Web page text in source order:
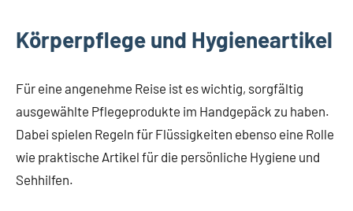
Körperpflege und Hygieneartikel
Für eine angenehme Reise ist es wichtig, sorgfältig
ausgewählte Pflegeprodukte im Handgepäck zu haben.
Dabei spielen Regeln für Flüssigkeiten ebenso eine Rolle
wie praktische Artikel für die persönliche Hygiene und
Sehhilfen.